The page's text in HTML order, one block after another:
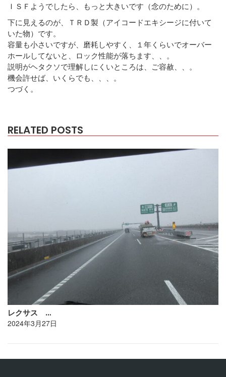
ＩＳＦようでしたら、もっと大きいです（念のために）。
下に見えるのが、ＴＲＤ製（アイコードエキシージに付いて
いた物）です。
容量も小さいですが、磨耗しやすく、１年くらいでオーバー
ホールしてないと、ロック性能が落ちます、、。
説明がヘタクソで理解しにくいところは、ご容赦、、。
機会許せば、いくらでも、、、。
つづく。
RELATED POSTS
レクサス …
2024年3月27日